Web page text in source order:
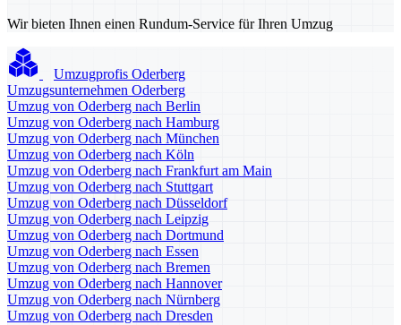
Wir bieten Ihnen einen Rundum-Service für Ihren Umzug
Umzugprofis Oderberg
Umzugsunternehmen Oderberg
Umzug von Oderberg nach Berlin
Umzug von Oderberg nach Hamburg
Umzug von Oderberg nach München
Umzug von Oderberg nach Köln
Umzug von Oderberg nach Frankfurt am Main
Umzug von Oderberg nach Stuttgart
Umzug von Oderberg nach Düsseldorf
Umzug von Oderberg nach Leipzig
Umzug von Oderberg nach Dortmund
Umzug von Oderberg nach Essen
Umzug von Oderberg nach Bremen
Umzug von Oderberg nach Hannover
Umzug von Oderberg nach Nürnberg
Umzug von Oderberg nach Dresden